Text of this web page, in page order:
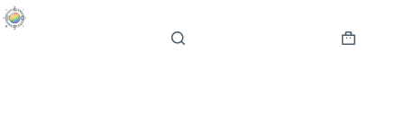
Pular
para
Carrinho